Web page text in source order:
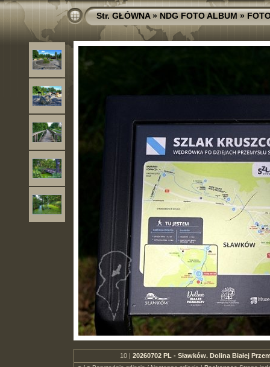
Str. GŁÓWNA»NDG FOTO ALBUM»
10 | 20260702 PL - Sławków. Dolina Białej